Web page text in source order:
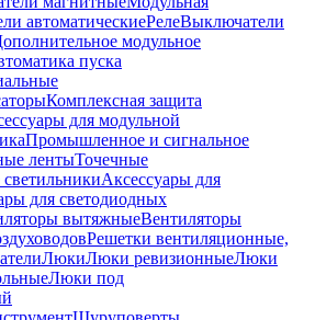
автоматическиеРелеВыключатели
модульное
пуска
Комплексная защита
для модульной
Промышленное и сигнальное
лентыТочечные
Аксессуары для
для светодиодных
вытяжныеВентиляторы
Решетки вентиляционные,
ЛюкиЛюки ревизионныеЛюки
Люки под